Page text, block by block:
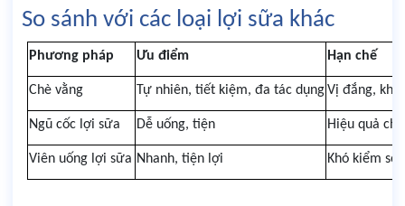
So sánh với các loại lợi sữa khác
Phương pháp Ưu điểm Hạn chế
Chè vằng Tự nhiên, tiết kiệm, đa tác dụngVị đắng,
Ngũ cốc lợi sữa Dễ uống, tiện Hiệu quả
Viên uống lợi sữa Nhanh, tiện lợi Khó kiểm